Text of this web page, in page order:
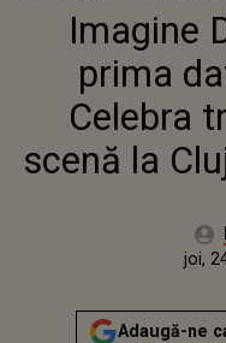
ÎN
SCENĂ
Imagine
prima
Celebra
scenă la
joi,
Adaugă-ne